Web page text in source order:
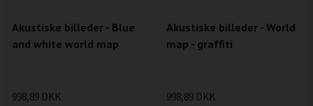
Akustiske billeder - Blue
and white world map
998,89 DKK
Akustiske billeder - World
map - graffiti
998,89 DKK